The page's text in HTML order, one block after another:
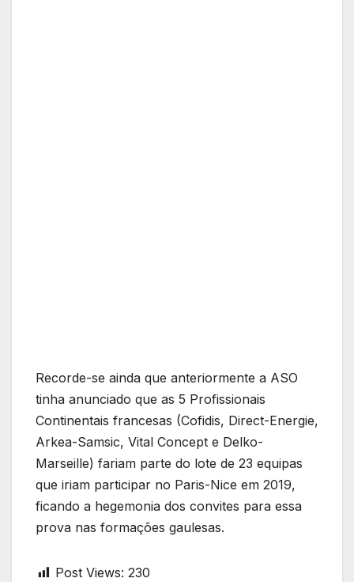
Recorde-se ainda que anteriormente a ASO
tinha anunciado que as 5 Profissionais
Continentais francesas (Cofidis, Direct-Energie,
Arkea-Samsic, Vital Concept e Delko-
Marseille) fariam parte do lote de 23 equipas
que iriam participar no Paris-Nice em 2019,
ficando a hegemonia dos convites para essa
prova nas formações gaulesas.
Post Views: 230